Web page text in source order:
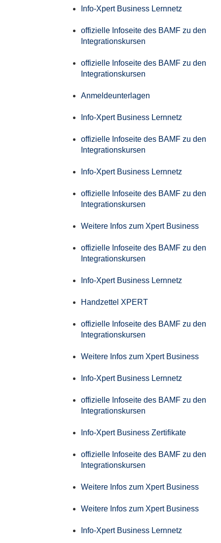
Info-Xpert Business Lernnetz
offizielle Infoseite des BAMF zu den
Integrationskursen
offizielle Infoseite des BAMF zu den
Integrationskursen
Anmeldeunterlagen
Info-Xpert Business Lernnetz
offizielle Infoseite des BAMF zu den
Integrationskursen
Info-Xpert Business Lernnetz
offizielle Infoseite des BAMF zu den
Integrationskursen
Weitere Infos zum Xpert Business
offizielle Infoseite des BAMF zu den
Integrationskursen
Info-Xpert Business Lernnetz
Handzettel XPERT
offizielle Infoseite des BAMF zu den
Integrationskursen
Weitere Infos zum Xpert Business
Info-Xpert Business Lernnetz
offizielle Infoseite des BAMF zu den
Integrationskursen
Info-Xpert Business Zertifikate
offizielle Infoseite des BAMF zu den
Integrationskursen
Weitere Infos zum Xpert Business
Weitere Infos zum Xpert Business
Info-Xpert Business Lernnetz